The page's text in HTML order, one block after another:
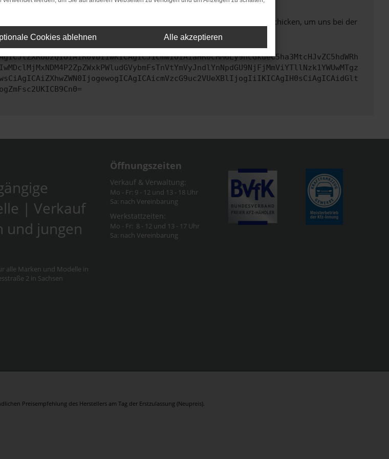
werden versuchen, das Problem zu beheben. Du kannst uns diesen Text schicken, um uns bei der
| Verkauf
und jungen
alle Marken und Modelle in
2 in Sachsen
Öffnungszeiten
Verkauf & Verwaltung:
Mo - Fr: 9 - 12 und 13 - 18 Uhr
Sa: nach Vereinbarung
Werkstattzeiten:
Mo - Fr: 8 - 12 und 13 - 17 Uhr
Sa: nach Vereinbarung
Preisempfehlung des Herstellers am Tag der Erstzulassung (Neupreis).
Cookies ablehnen Alle akzeptieren